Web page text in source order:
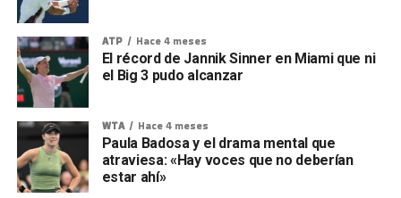
ATP Hace 4 meses
El récord de Jannik Sinner en Miami que ni
el Big 3 pudo alcanzar
WTA Hace 4 meses
Paula Badosa y el drama mental que
atraviesa: «Hay voces que no deberían
estar ahí»